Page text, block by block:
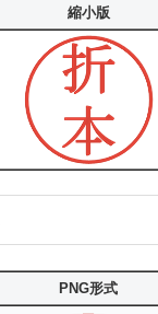
縮小版
PNG形式